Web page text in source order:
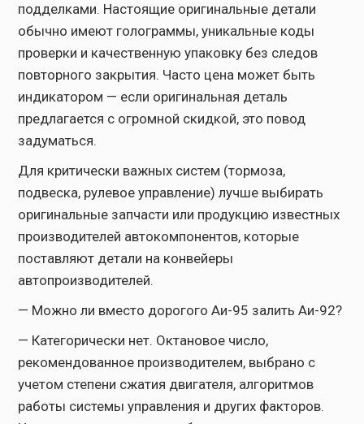
подделками. Настоящие оригинальные детали
обычно имеют голограммы, уникальные коды
проверки и качественную упаковку без следов
повторного закрытия. Часто цена может быть
индикатором — если оригинальная деталь
предлагается с огромной скидкой, это повод
задуматься.
Для критически важных систем (тормоза,
подвеска, рулевое управление) лучше выбирать
оригинальные запчасти или продукцию известных
производителей автокомпонентов, которые
поставляют детали на конвейеры
автопроизводителей.
— Можно ли вместо дорогого Аи-95 залить Аи-92?
— Категорически нет. Октановое число,
рекомендованное производителем, выбрано с
учетом степени сжатия двигателя, алгоритмов
работы системы управления и других факторов.